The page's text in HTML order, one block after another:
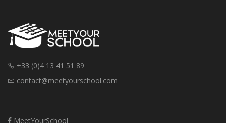
+33 (0)4 13 41 51 89
contact@meetyourschool.com
MeetYourSchool